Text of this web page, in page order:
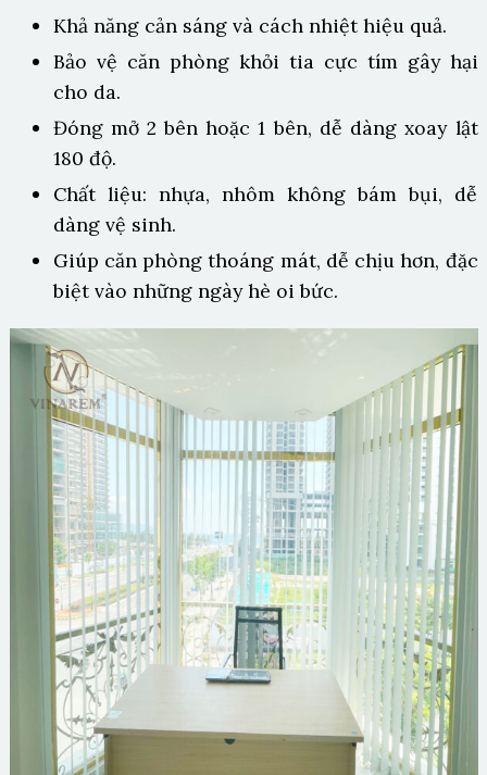
Khả năng cản sáng và cách nhiệt hiệu quả.
Bảo vệ căn phòng khỏi tia cực tím gây hại
cho da.
Đóng mở 2 bên hoặc 1 bên, dễ dàng xoay lật
180 độ.
Chất liệu: nhựa, nhôm không bám bụi, dễ
dàng vệ sinh.
Giúp căn phòng thoáng mát, dễ chịu hơn, đặc
biệt vào những ngày hè oi bức.